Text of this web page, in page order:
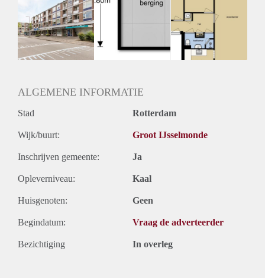
Huurtoeslag grens: Ja
Geschikt voor studenten: Afhankelijk van de Eigenaar
ALGEMENE INFORMATIE
Stad Rotterdam
Wijk/buurt: Groot IJsselmonde
Inschrijven gemeente: Ja
Opleverniveau: Kaal
Huisgenoten: Geen
Begindatum: Vraag de adverteerder
Bezichtiging In overleg